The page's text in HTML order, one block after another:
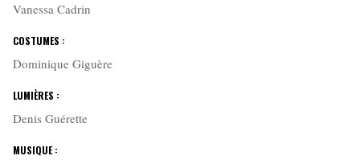
Vanessa Cadrin
COSTUMES :
Dominique Giguère​
LUMIÈRES :
Denis Guérette
MUSIQUE :